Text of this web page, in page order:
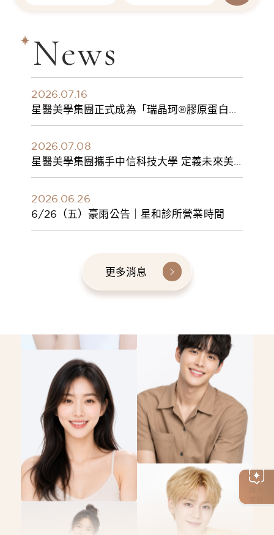
News
2026.07.16
星醫美學集團正式成為「瑞晶珂®膠原蛋白植
入劑」台灣獨家總代理
2026.07.08
星醫美學集團攜手中信科技大學 定義未來美
學人才新標準 建構健康美學產學共育模式 串
2026.06.26
6/26（五）豪雨公告｜星和診所營業時間
更多消息